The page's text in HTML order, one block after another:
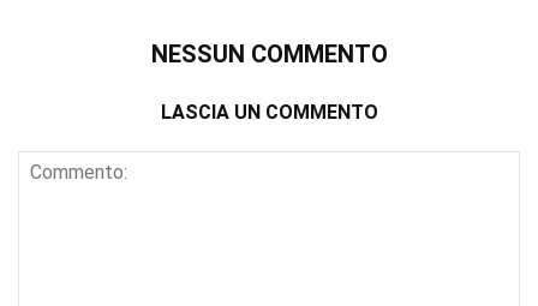
NESSUN COMMENTO
LASCIA UN COMMENTO